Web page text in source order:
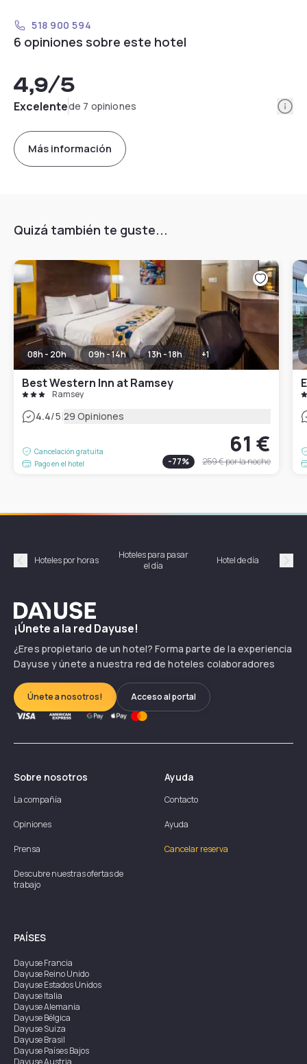
518 900 594
6 opiniones sobre este hotel
4,9/5
Excelentede 7 opiniones
Más información
Quizá también te guste...
08h - 20h 09h - 14h 13h - 18h +1
Best Western Inn at Ramsey
Ramsey
4.4/5|29 Opiniones
Cancelación gratuita
Pago en el hotel
61 €
-77% 259 €por la noche
Précédent
Hoteles por horas
Hoteles para pasar
el día
Hotel de día
Dayuse
¡Únete a la red Dayuse!
¿Eres propietario de un hotel? Forma parte de la experiencia
Dayuse y únete a nuestra red de hoteles colaboradores
Únete a nosotros! Acceso al portal
Sobre nosotros
La compañía
Opiniones
Prensa
Descubre nuestras ofertas de
trabajo
Ayuda
Contacto
Ayuda
Cancelar reserva
PAÍSES
DayuseFrancia
DayuseReino Unido
DayuseEstados Unidos
DayuseItalia
DayuseAlemania
DayuseBélgica
DayuseSuiza
DayuseBrasil
DayusePaíses Bajos
DayuseAustria